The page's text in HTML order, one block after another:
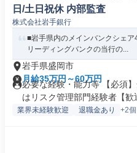
日/土日祝休 内部監査
株式会社岩手銀行
■岩手県内のメインバンクシェ
リーディングバンクの当行の...
岩手県盛岡市
月給35万円～60万円
必要な経験・能力等 【必須
はリスク管理部門経験者【歓
業界未経験歓迎 退職金あり +2個